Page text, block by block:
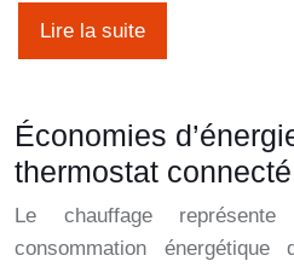
Lire la suite
Économies
thermostat
Le chauffage
consommation